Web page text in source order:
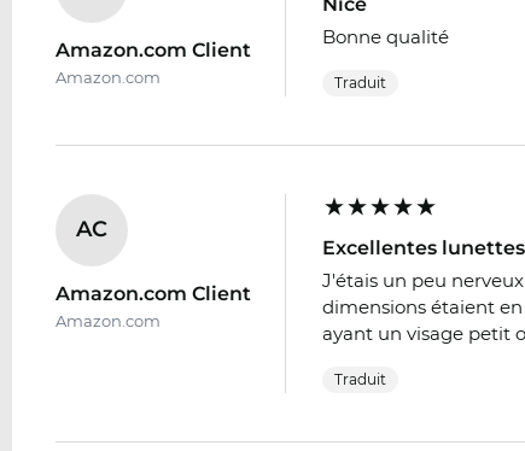
Amazon.com Client
Amazon.com
Bonne qualité
Traduit
AC
Amazon.com Client
Amazon.com
Excellentes
J'étais un peu
dimensions étaient
ayant un visage petit
Traduit